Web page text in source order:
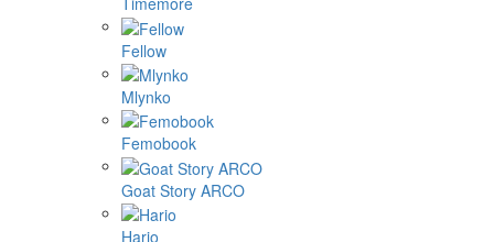
Fellow
Mlynko
Femobook
Goat Story ARCO
Hario